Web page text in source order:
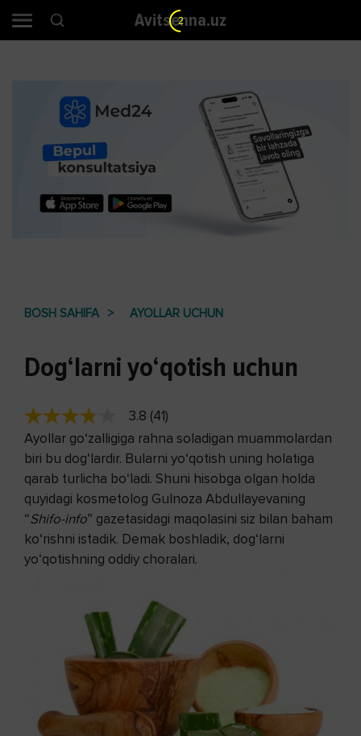
Avitsenna.uz
BOSH SAHIFA AYOLLAR UCHUN
Dog‘larni yo‘qotish uchun
3.8 (41)
Ayollar go‘zalligiga rahna soladigan muammolardan
biri bu dog‘lardir. Bularni yo‘qotish uning holatiga
qarab turlicha bo‘ladi. Shuni hisobga olgan holda
quyidagi kosmetolog Gulnoza Abdullayevaning
“Shifo-info” gazetasidagi maqolasini siz bilan baham
ko‘rishni istadik. Demak boshladik, dog‘larni
yo‘qotishning oddiy choralari.
2